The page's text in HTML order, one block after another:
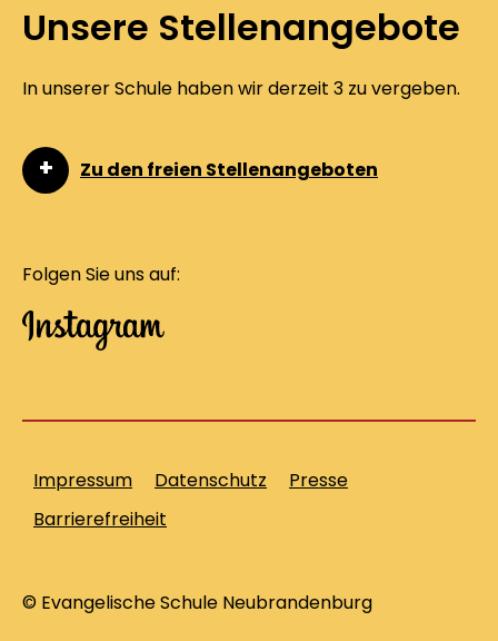
Unsere Stellenangebote
In unserer Schule haben wir derzeit 3 zu vergeben.
Zu den freien Stellenangeboten
Folgen Sie uns auf:
© Evangelische Schule Neubrandenburg
Impressum Datenschutz
Presse
Barrierefreiheit